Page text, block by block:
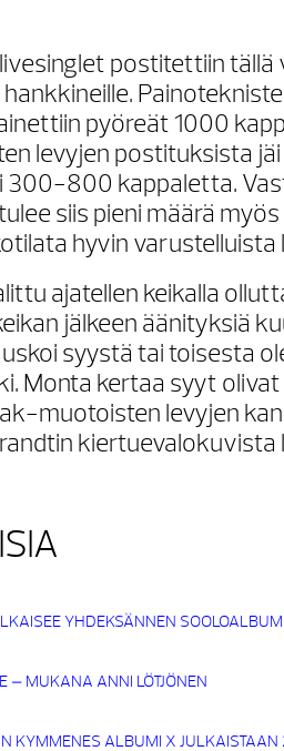
postitettiin tällä
pyöreät 1000
levyjen postituksista
300-800 kappaletta.
siis pieni määrä
hyvin varustelluista
ajatellen keikalla
jälkeen äänityksiä
syystä tai toisesta
Monta kertaa syyt
muotoisten levyjen
kiertuevalokuvista
YHDEKSÄNNEN
– MUKANA ANNI LÖTJÖNEN
KYMMENES ALBUMI X